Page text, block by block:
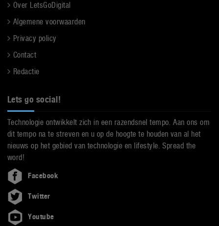
Over LetsGoDigital
Algemene voorwaarden
Privacy policy
Contact
Redactie
Lets go social!
Technologie ontwikkelt zich in een razendsnel tempo. Aan ons om
dit tempo na te streven en u op de hoogte te houden van al het
nieuws op het gebied van technologie en lifestyle. Spread the
word!
Facebook
Twitter
Youtube